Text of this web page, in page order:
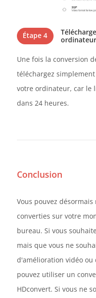
Étape 4
ordinateur
Une fois la conversion
téléchargez
votre ordinateur, car le
dans 24 heures.
Conclusion
Vous pouvez
converties sur votre
bureau. Si vous
mais que vous ne
d'amélioration vidéo ou
pouvez utiliser un
HDconvert. Si vous ne